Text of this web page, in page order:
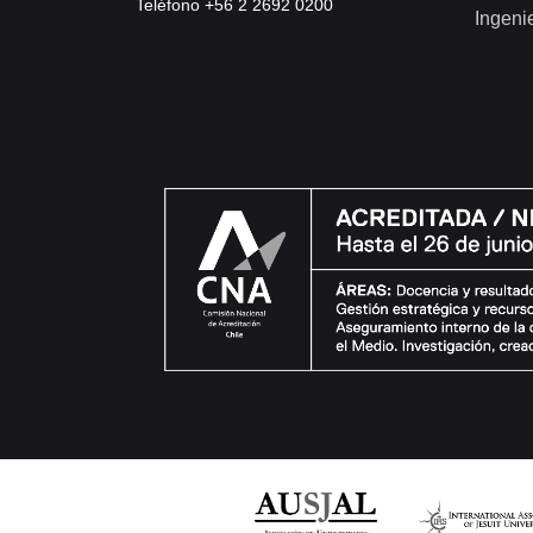
Teléfono +56 2 2692 0200